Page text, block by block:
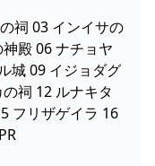
祠 03 インイサの
殿 06 ナチョヤ
城 09 イジョダグ
祠 12 ルナキタ
フリザゲイラ 16